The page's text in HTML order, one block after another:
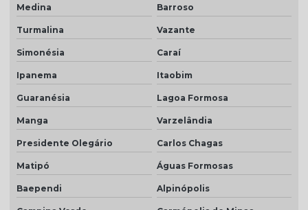
Medina Barroso
Turmalina Vazante
Simonésia Caraí
Ipanema Itaobim
Guaranésia Lagoa Formosa
Manga Varzelândia
Presidente Olegário Carlos Chagas
Matipó Águas Formosas
Baependi Alpinópolis